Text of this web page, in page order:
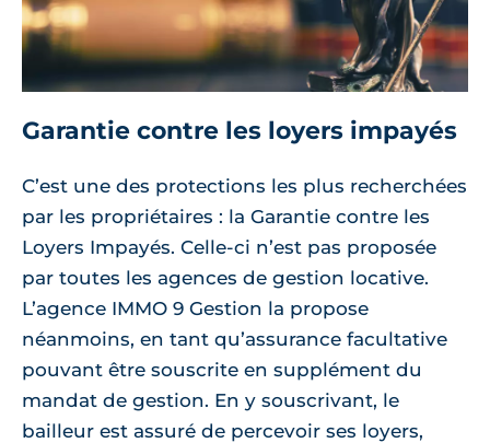
Garantie contre les loyers impayés
C’est une des protections les plus recherchées
par les propriétaires : la Garantie contre les
Loyers Impayés. Celle-ci n’est pas proposée
par toutes les agences de gestion locative.
L’agence IMMO 9 Gestion la propose
néanmoins, en tant qu’assurance facultative
pouvant être souscrite en supplément du
mandat de gestion. En y souscrivant, le
bailleur est assuré de percevoir ses loyers,